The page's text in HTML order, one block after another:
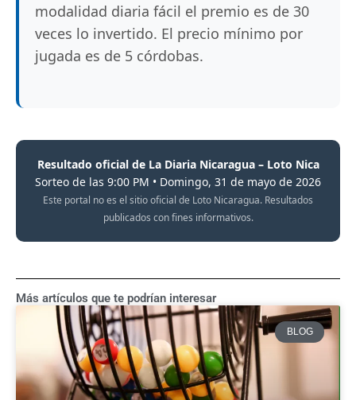
modalidad diaria fácil el premio es de 30
veces lo invertido. El precio mínimo por
jugada es de 5 córdobas.
Resultado oficial de La Diaria Nicaragua – Loto Nica
Sorteo de las 9:00 PM • Domingo, 31 de mayo de 2026
Este portal no es el sitio oficial de Loto Nicaragua. Resultados
publicados con fines informativos.
Más artículos que te podrían interesar
BLOG